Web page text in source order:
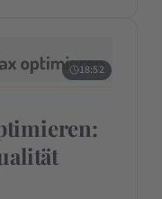
18:52